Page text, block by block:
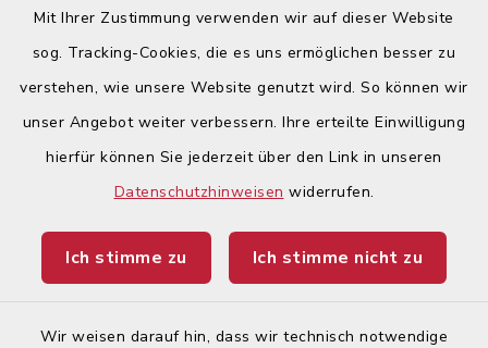
Mit Ihrer Zustimmung verwenden wir auf dieser Website
sog. Tracking-Cookies, die es uns ermöglichen besser zu
verstehen, wie unsere Website genutzt wird. So können wir
unser Angebot weiter verbessern. Ihre erteilte Einwilligung
hierfür können Sie jederzeit über den Link in unseren
Datenschutzhinweisen widerrufen.
Ich stimme zu Ich stimme nicht zu
Wir weisen darauf hin, dass wir technisch notwendige
Zeit alle Geschlechter (m/w/d) angesprochen
Quicklinks
Begegnungsland Lech-Wertach
Ticketportal